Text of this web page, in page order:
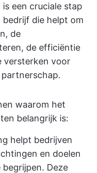
een cruciale stap
bedrijf die helpt om
de
de efficiëntie
versterken voor
waarom het
belangrijk is:
helpt bedrijven
en doelen
Deze